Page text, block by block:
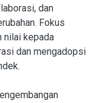
dan
Fokus
nilai kepada
dan mengadopsi